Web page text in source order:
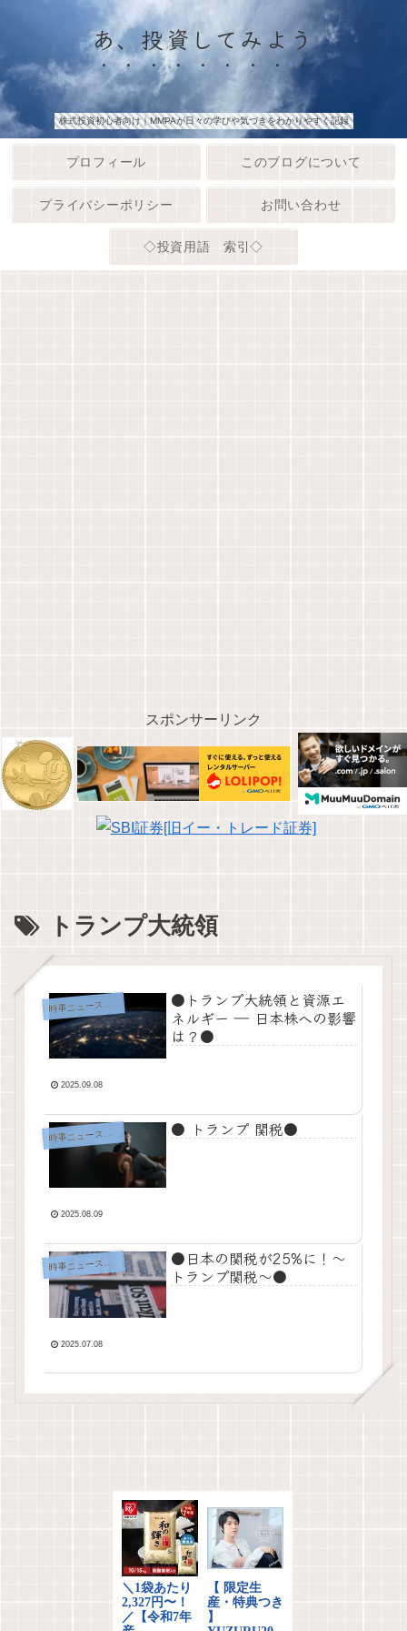
あ、投資してみよう
株式投資初心者向け｜MMPAが日々の学びや気づきをわかりやすく記録
プロフィール このブログについて
プライバシーポリシー お問い合わせ
◇投資用語 索引◇
スポンサーリンク
トランプ大統領
時
事ニュース・考察
●トランプ大統領と資源エ
ネルギー ― 日本株への影響
は？●
2025.09.08
時
事ニュース・考察 ● トランプ 関税●
2025.08.09
時
事ニュース・考察
●日本の関税が25%に！～
トランプ関税～●
2025.07.08